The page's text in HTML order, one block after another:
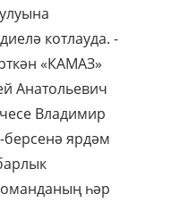
котлауда. -
«КАМАЗ»
Анатольевич
Владимир
берсенә ярдәм
һәр